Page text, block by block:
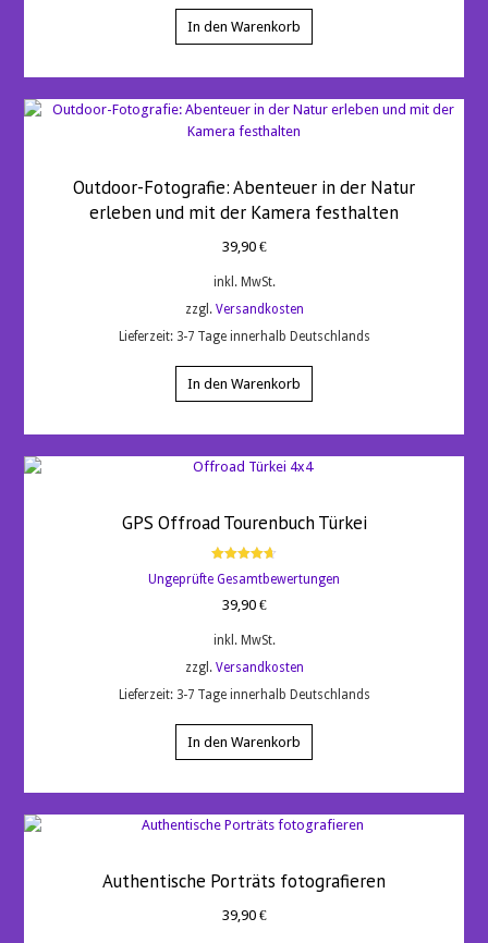
In den Warenkorb
Outdoor-Fotografie: Abenteuer in der Natur
erleben und mit der Kamera festhalten
39,90 €
inkl. MwSt.
zzgl. Versandkosten
Lieferzeit: 3-7 Tage innerhalb Deutschlands
In den Warenkorb
GPS Offroad Tourenbuch Türkei
Bewertet
mit
von 5
Ungeprüfte Gesamtbewertungen
39,90 €
inkl. MwSt.
zzgl. Versandkosten
Lieferzeit: 3-7 Tage innerhalb Deutschlands
In den Warenkorb
Authentische Porträts fotografieren
39,90 €